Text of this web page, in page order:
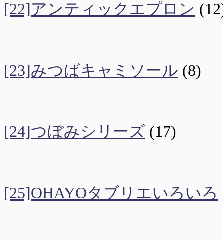
[22]アンティックエプロン
[23]みつばキャミソール (8)
[24]つぼみシリーズ (17)
[25]OHAYOタブリエいろいろ